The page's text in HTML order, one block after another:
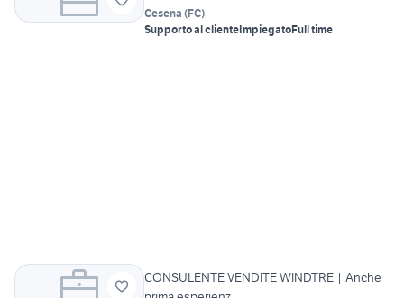
Cesena (FC)
Supporto al clienteImpiegatoFull time
CONSULENTE VENDITE WINDTRE | Anche